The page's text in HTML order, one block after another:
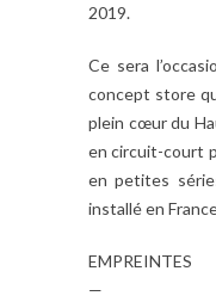
2019.
Ce sera
concept store
plein cœur du
en circuit-court
en petites
installé en
EMPREINTES
—